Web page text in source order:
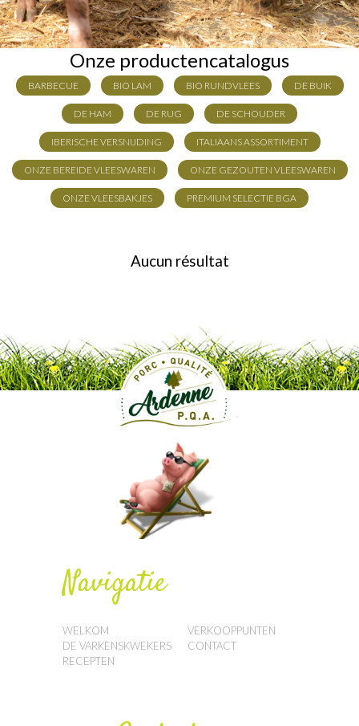
Onze productencatalogus
BARBECUE BIO LAM BIO RUNDVLEES DE BUIK
DE HAM DE RUG DE SCHOUDER
IBERISCHE VERSNIJDING ITALIAANS ASSORTIMENT
ONZE BEREIDE VLEESWAREN ONZE GEZOUTEN VLEESWAREN
ONZE VLEESBAKJES PREMIUM SELECTIE BGA
Aucun résultat
Navigatie
WELKOM
DE VARKENSKWEKERS
RECEPTEN
VERKOOPPUNTEN
CONTACT